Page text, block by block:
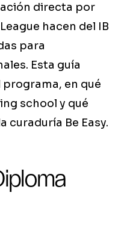
directa por
hacen del IB
para
Esta guía
en qué
school y qué
curaduría Be Easy.